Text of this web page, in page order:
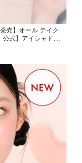
売】オール テイク
公式】アイシャドウ
イリーメイク コスパ